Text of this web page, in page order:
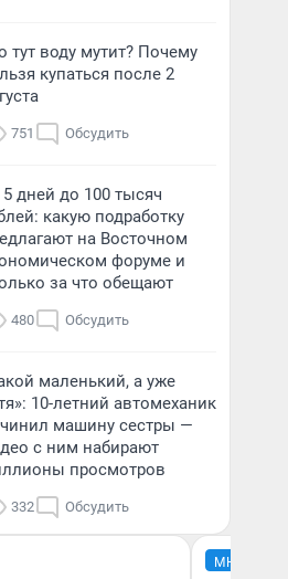
тут воду мутит? Почему
купаться после 2
751 Обсудить
дней до 100 тысяч
какую подработку
на Восточном
форуме и
за что обещают
480 Обсудить
маленький, а уже
10-летний автомеханик
машину сестры —
с ним набирают
просмотров
332 Обсудить
МНЕНИЕ